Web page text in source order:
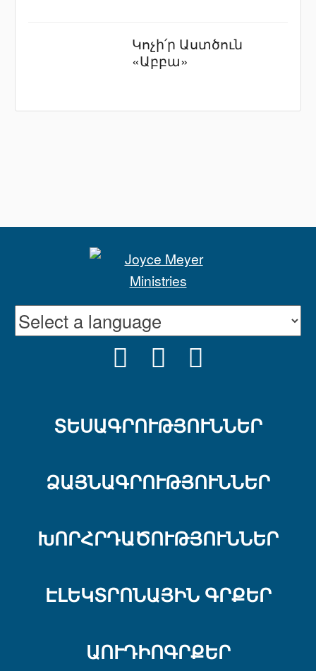
Կոչի՛ր Աստծուն
«Աբբա»
FACEBOOK
YOUTUBE
ՏԵՍԱԳՐՈՒԹՅՈՒՆՆԵՐ
ՁԱՅՆԱԳՐՈՒԹՅՈՒՆՆԵՐ
ԽՈՐՀՐԴԱԾՈՒԹՅՈՒՆՆԵՐ
ԷԼԵԿՏՐՈՆԱՅԻՆ ԳՐՔԵՐ
ԱՈՒԴԻՈԳՐՔԵՐ